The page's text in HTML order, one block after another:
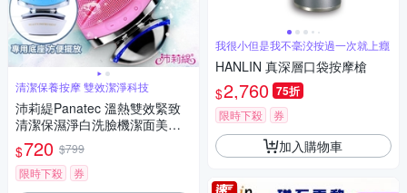
清潔保養按摩 雙效潔淨科技
沛莉緹Panatec 溫熱雙效緊致
清潔保濕淨白洗臉機潔面美容
導入按摩儀 K-293
$720 $799
限時下殺
券
我很小但是我不毫洨按過一次就上癮
HANLIN 真深層口袋按摩槍
$2,760 75折
限時下殺 券
加入購物車